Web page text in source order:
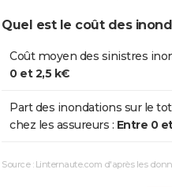
Quel est le coût des
Coût moyen des sinistres
0 et 2,5 k€
Part des inondations sur le
chez les assureurs : Entre 0 et
Source : Linternaute.com d'après les